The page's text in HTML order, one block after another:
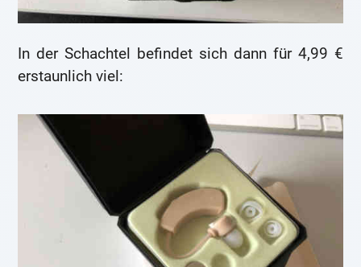
In der Schachtel befindet sich dann für 4,99 €
erstaunlich viel: